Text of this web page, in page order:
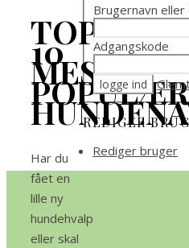
TOP
10
MEST
Har du
fået en
lille ny
hundehvalp
eller skal
Brugernavn eller
Adgangskode
REDIGER
Rediger bruger